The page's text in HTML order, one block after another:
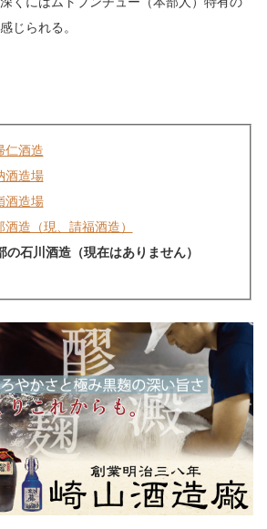
じられる。
酒造
造場
造場
造（現、請福酒造）
石川酒造（現在はありません）